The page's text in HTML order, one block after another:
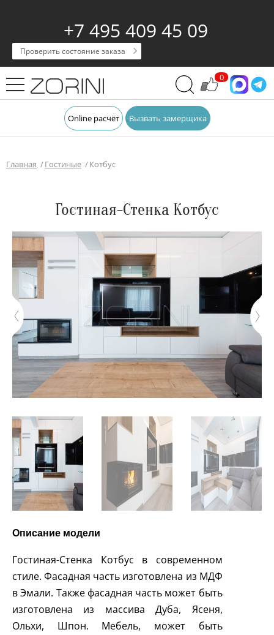
+7 495 409 45 09
Проверить состояние заказа
0
Online расчёт Вызвать замерщика
Главная Гостиные Котбус
Гостиная-Стенка Котбус
Описание модели
Гостиная-Стенка Котбус в современном
стиле. Фасадная часть изготовлена из МДФ
в Эмали. Также фасадная часть может быть
изготовлена из массива Дуба, Ясеня,
Ольхи, Шпон. Мебель, может быть